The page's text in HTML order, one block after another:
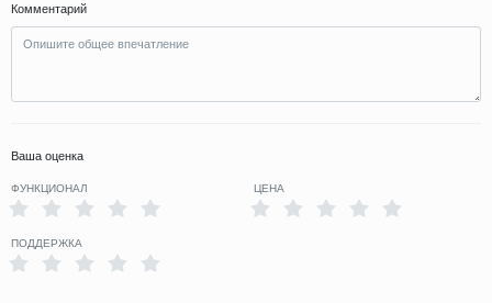
Комментарий
Ваша оценка
ФУНКЦИОНАЛ ЦЕНА
ПОДДЕРЖКА